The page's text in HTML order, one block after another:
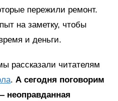
пережили ремонт.
на заметку, чтобы
и деньги.
рассказали читателям
. А сегодня поговорим